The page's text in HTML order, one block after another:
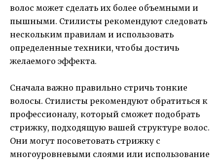
волос может сделать их более объемными и
пышными. Стилисты рекомендуют следовать
нескольким правилам и использовать
определенные техники, чтобы достичь
желаемого эффекта.
Сначала важно правильно стричь тонкие
волосы. Стилисты рекомендуют обратиться к
профессионалу, который сможет подобрать
стрижку, подходящую вашей структуре волос.
Они могут посоветовать стрижку с
многоуровневыми слоями или использование